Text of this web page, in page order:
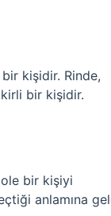
kişidir. Rinde,
bir kişidir.
bir kişiyi
anlamına